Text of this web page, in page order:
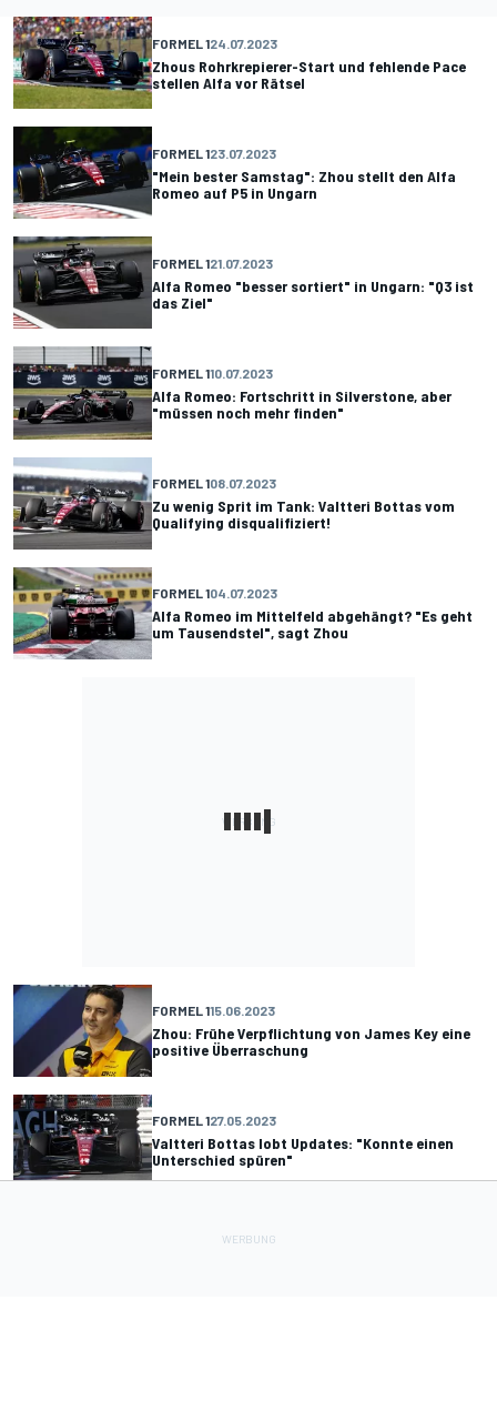
FORMEL 124.07.2023
Zhous Rohrkrepierer-Start und fehlende Pace
stellen Alfa vor Rätsel
FORMEL 123.07.2023
"Mein bester Samstag": Zhou stellt den Alfa
Romeo auf P5 in Ungarn
FORMEL 121.07.2023
Alfa Romeo "besser sortiert" in Ungarn: "Q3 ist
das Ziel"
FORMEL 110.07.2023
Alfa Romeo: Fortschritt in Silverstone, aber
"müssen noch mehr finden"
FORMEL 108.07.2023
Zu wenig Sprit im Tank: Valtteri Bottas vom
Qualifying disqualifiziert!
FORMEL 104.07.2023
Alfa Romeo im Mittelfeld abgehängt? "Es geht
um Tausendstel", sagt Zhou
FORMEL 115.06.2023
Zhou: Frühe Verpflichtung von James Key eine
positive Überraschung
FORMEL 127.05.2023
Valtteri Bottas lobt Updates: "Konnte einen
Unterschied spüren"